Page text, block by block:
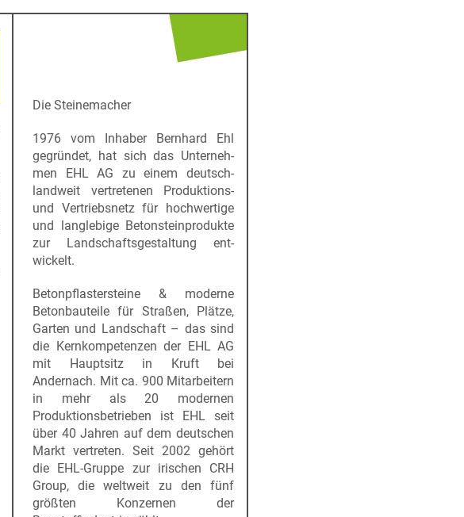
Die Steinemacher
1976 vom Inhaber Bernhard Ehl
gegründet, hat sich das Unterneh­
men EHL AG zu einem deutsch­
landweit vertretenen Produktions-
und Vertriebsnetz für hochwertige
und langlebige Betonsteinprodukte
zur Landschaftsgestaltung ent­
wickelt.
Betonpflastersteine & moderne
Betonbauteile für Straßen, Plätze,
Garten und Landschaft – das sind
die Kernkompetenzen der EHL AG
mit Hauptsitz in Kruft bei
Andernach. Mit ca. 900 Mitarbeitern
in mehr als 20 modernen
Produktionsbetrieben ist EHL seit
über 40 Jahren auf dem deutschen
Markt vertreten. Seit 2002 gehört
die EHL-Gruppe zur irischen CRH
Group, die weltweit zu den fünf
größten Konzernen der